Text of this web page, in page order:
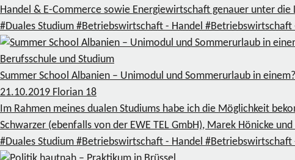
Handel & E-Commerce sowie Energiewirtschaft genauer unter die
#Duales Studium #Betriebswirtschaft - Handel #Betriebswirtschaft
Berufsschule und Studium
Summer School Albanien – Unimodul und Sommerurlaub in einem?
21.10.2019 Florian 18
Im Rahmen meines dualen Studiums habe ich die Möglichkeit
Schwarzer (ebenfalls von der EWE TEL GmbH), Marek Hönicke
#Duales Studium #Betriebswirtschaft - Handel #Betriebswirtschaft